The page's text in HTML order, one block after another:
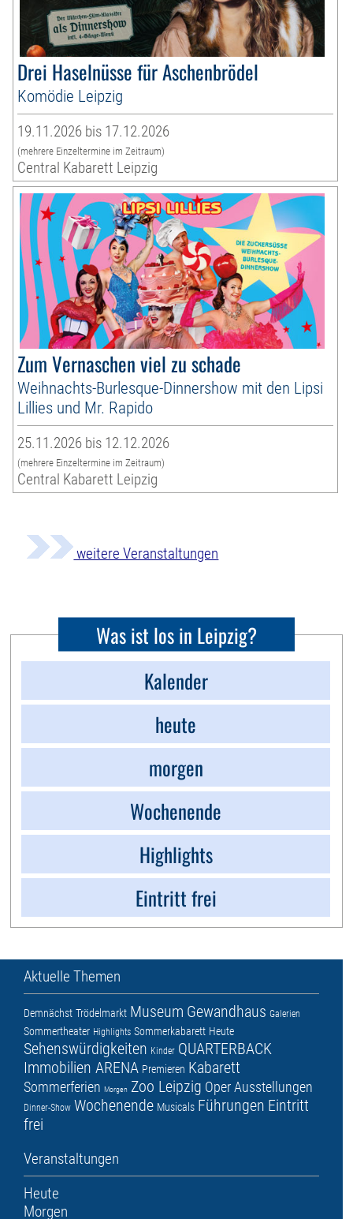
Drei Haselnüsse für Aschenbrödel
Komödie Leipzig
19.11.2026 bis 17.12.2026
(mehrere Einzeltermine im Zeitraum)
Central Kabarett Leipzig
Zum Vernaschen viel zu schade
Weihnachts-Burlesque-Dinnershow mit den Lipsi
Lillies und Mr. Rapido
25.11.2026 bis 12.12.2026
(mehrere Einzeltermine im Zeitraum)
Central Kabarett Leipzig
weitere Veranstaltungen
Was ist los in Leipzig?
Kalender
heute
morgen
Wochenende
Highlights
Eintritt frei
Aktuelle Themen
Demnächst Trödelmarkt Museum Gewandhaus Galerien
Sommertheater Highlights Sommerkabarett Heute
Sehenswürdigkeiten Kinder QUARTERBACK
Immobilien ARENA Premieren Kabarett
Sommerferien Morgen Zoo Leipzig OperAusstellungen
Dinner-Show Wochenende Musicals Führungen Eintritt
frei
Veranstaltungen
Heute
Morgen